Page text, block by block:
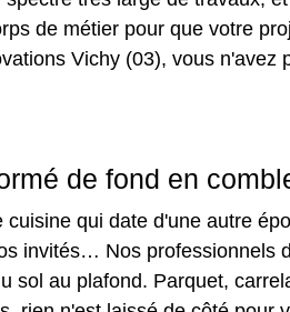
de métier pour que votre
Vichy (03), vous n'avez
de fond en
qui date d'une autre
invités… Nos professionnels
sol au plafond. Parquet,